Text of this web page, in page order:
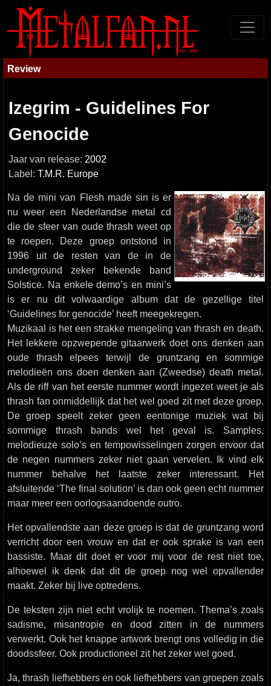
Review
Izegrim - Guidelines For
Genocide
Jaar van release: 2002
Label: T.M.R. Europe
Na de mini van Flesh made sin is er
nu weer een Nederlandse metal cd
die de sfeer van oude thrash weet op
te roepen. Deze groep ontstond in
1996 uit de resten van de in de
underground zeker bekende band
Solstice. Na enkele demo’s en mini’s
is er nu dit volwaardige album dat de gezellige titel
‘Guidelines for genocide’ heeft meegekregen.
Muzikaal is het een strakke mengeling van thrash en death.
Het lekkere opzwepende gitaarwerk doet ons denken aan
oude thrash elpees terwijl de gruntzang en sommige
melodieën ons doen denken aan (Zweedse) death metal.
Als de riff van het eerste nummer wordt ingezet weet je als
thrash fan onmiddellijk dat het wel goed zit met deze groep.
De groep speelt zeker geen eentonige muziek wat bij
sommige thrash bands wel het geval is. Samples,
melodieuze solo’s en tempowisselingen zorgen ervoor dat
de negen nummers zeker niet gaan vervelen. Ik vind elk
nummer behalve het laatste zeker interessant. Het
afsluitende ‘The final solution’ is dan ook geen echt nummer
maar meer een oorlogsaandoende outro.
Het opvallendste aan deze groep is dat de gruntzang word
verricht door een vrouw en dat er ook sprake is van een
bassiste. Maar dit doet er voor mij voor de rest niet toe,
alhoewel ik denk dat dit de groep nog wel opvallender
maakt. Zeker bij live optredens.
De teksten zijn niet echt vrolijk te noemen. Thema’s zoals
sadisme, misantropie en dood zitten in de nummers
verwerkt. Ook het knappe artwork brengt ons volledig in die
doodssfeer. Ook productioneel zit het zeker wel goed.
Ja, thrash liefhebbers en ook liefhebbers van groepen zoals